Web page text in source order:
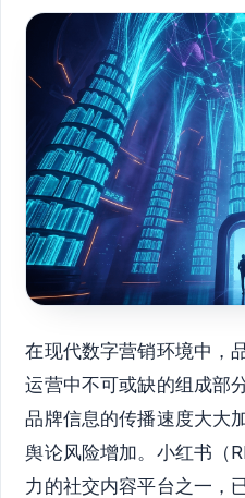
在现代数字营销环境中，
运营中不可或缺的组成部
品牌信息的传播速度大大
舆论风险增加。小红书（
力的社交内容平台之一，